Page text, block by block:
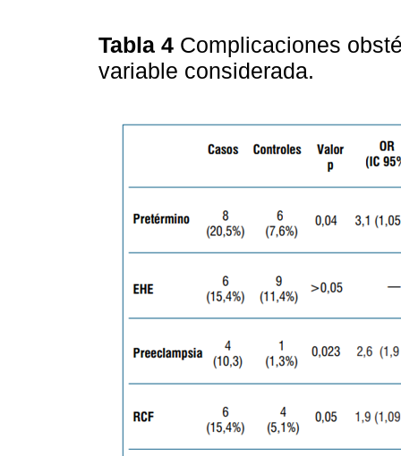
Tabla 4 Complicaciones
variable considerada.